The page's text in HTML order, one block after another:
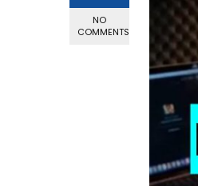
NO
COMMENTS